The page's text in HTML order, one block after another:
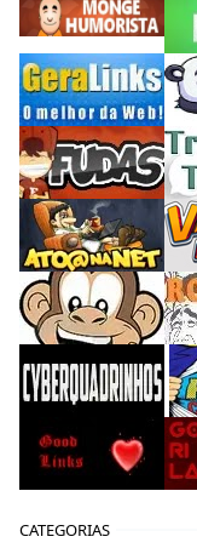
CATEGORIAS